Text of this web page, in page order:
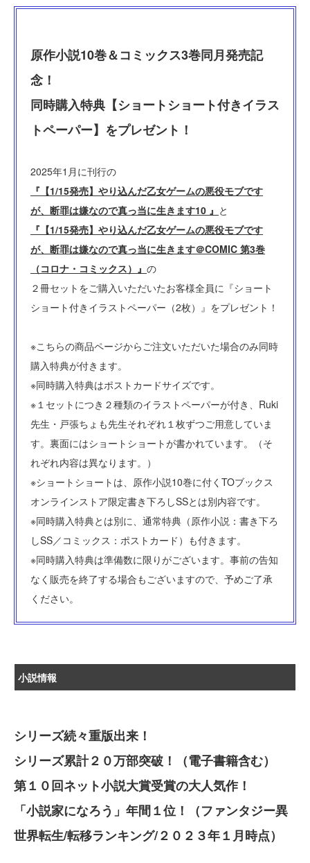
原作小説10巻＆コミックス3巻同月発売記
念！
同時購入特典【ショートショート付きイラス
トペーパー】をプレゼント！
2025年1月に刊行の
『【1/15発売】やり込んだ乙女ゲームの悪役モブです
が、断罪は嫌なので真っ当に生きます10 』 と
『【1/15発売】やり込んだ乙女ゲームの悪役モブです
が、断罪は嫌なので真っ当に生きます＠COMIC 第3巻
（コロナ・コミックス）』 の
２冊セットをご購入いただいたお客様全員に『ショート
ショート付きイラストペーパー（2枚）』をプレゼント！
※こちらの商品ページからご注文いただいた場合のみ同時
購入特典が付きます。
※同時購入特典はポストカードサイズです。
※１セットにつき２種類のイラストペーパーが付き、Ruki
先生・戸張ちょも先生それぞれ１枚ずつご用意していま
す。裏面にはショートショートが書かれています。（そ
れぞれ内容は異なります。）
※ショートショートは、原作小説10巻に付くTOブックス
オンラインストア限定書き下ろしSSとは別内容です。
※同時購入特典とは別に、通常特典（原作小説：書き下ろ
しSS／コミックス：ポストカード）も付きます。
※同時購入特典は準備数に限りがございます。事前の告知
なく販売を終了する場合もございますので、予めご了承
ください。
小説情報
シリーズ続々重版出来！
シリーズ累計２０万部突破！（電子書籍含む）
第１０回ネット小説大賞受賞の大人気作！
「小説家になろう」年間１位！（ファンタジー異
世界転生/転移ランキング/２０２３年１月時点）